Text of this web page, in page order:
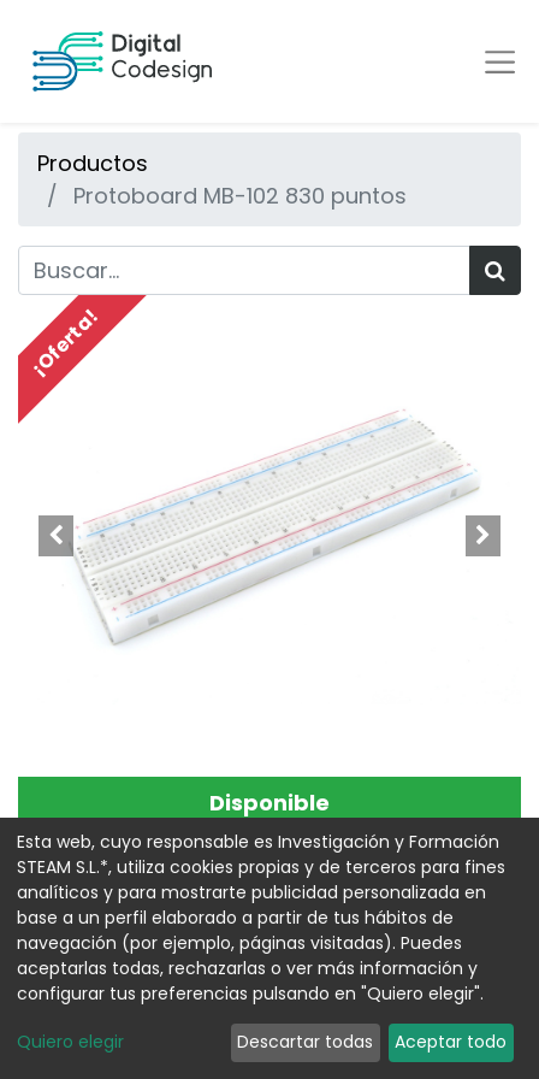
Productos
Protoboard MB-102 830 puntos
¡Oferta!
Disponible
Protoboard MB-102 830
puntos
Referencia:00010979
4,55€
Esta web, cuyo responsable es Investigación y Formación
STEAM S.L.*, utiliza cookies propias y de terceros para fines
analíticos y para mostrarte publicidad personalizada en
base a un perfil elaborado a partir de tus hábitos de
navegación (por ejemplo, páginas visitadas). Puedes
aceptarlas todas, rechazarlas o ver más información y
configurar tus preferencias pulsando en "Quiero elegir".
Quiero elegir Descartar todas Aceptar todo